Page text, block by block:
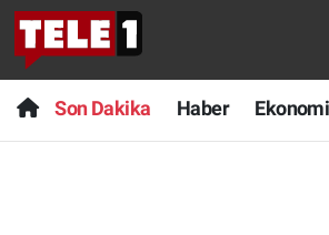
Son Dakika Haber Ekonomi
Anında Manşet
Başka Sohbetler
Son Dakika
Haber
Nöbetçi Eczaneler
Hava Durumu